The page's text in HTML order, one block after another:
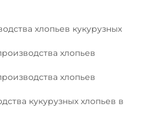
хлопьев кукурузных
хлопьев
хлопьев
кукурузных хлопьев в